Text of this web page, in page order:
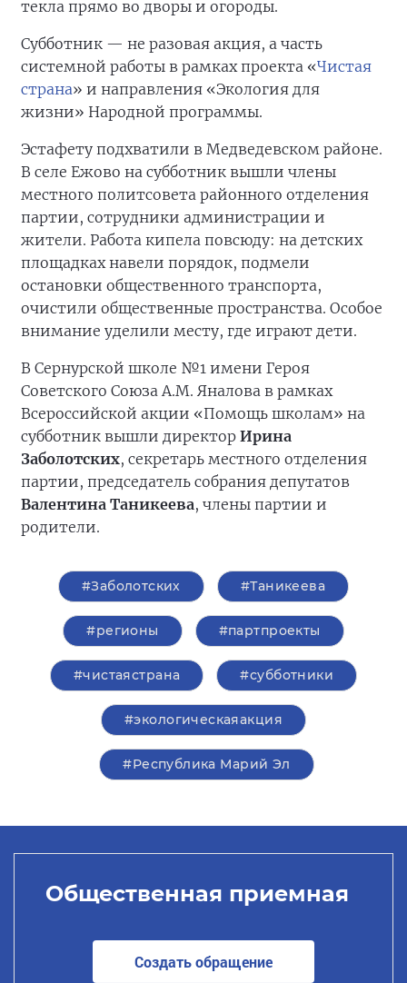
текла прямо во дворы и огороды.
Субботник — не разовая акция, а часть
системной работы в рамках проекта «Чистая
страна» и направления «Экология для
жизни» Народной программы.
Эстафету подхватили в Медведевском районе.
В селе Ежово на субботник вышли члены
местного политсовета районного отделения
партии, сотрудники администрации и
жители. Работа кипела повсюду: на детских
площадках навели порядок, подмели
остановки общественного транспорта,
очистили общественные пространства. Особое
внимание уделили месту, где играют дети.
В Сернурской школе №1 имени Героя
Советского Союза А.М. Яналова в рамках
Всероссийской акции «Помощь школам» на
субботник вышли директор Ирина
Заболотских, секретарь местного отделения
партии, председатель собрания депутатов
Валентина Таникеева, члены партии и
родители.
#Заболотских #Таникеева
#регионы #партпроекты
#чистаястрана #субботники
#экологическаяакция
#Республика Марий Эл
Общественная приемная
Создать обращение